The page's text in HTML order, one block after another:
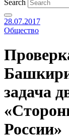
Search
28.07.2017
Общество
задача
России»